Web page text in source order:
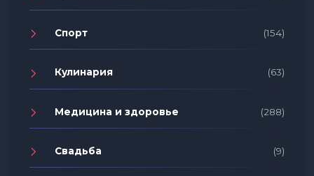
Спорт (154)
Кулинария (63)
Медицина и здоровье (288)
Свадьба (9)